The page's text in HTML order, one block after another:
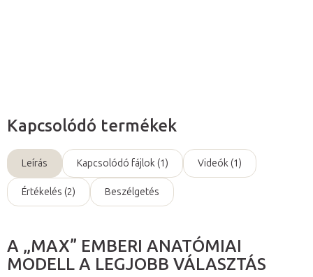
Kapcsolódó termékek
Leírás Kapcsolódó fájlok (1) Videók (1)
Értékelés (2) Beszélgetés
A „MAX” EMBERI ANATÓMIAI
MODELL A LEGJOBB VÁLASZTÁS